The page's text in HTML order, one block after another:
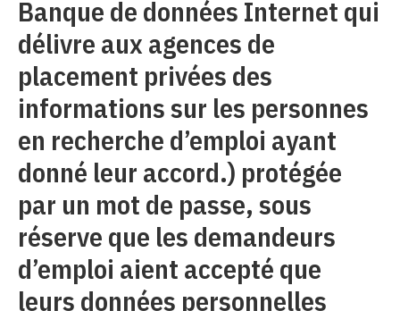
Banque de données Internet qui
délivre aux agences de
placement privées des
informations sur les personnes
en recherche d’emploi ayant
donné leur accord.) protégée
par un mot de passe, sous
réserve que les demandeurs
d’emploi aient accepté que
leurs données personnelles